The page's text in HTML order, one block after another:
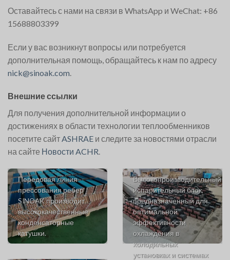
Оставайтесь с нами на связи в WhatsApp и WeChat: +86
15688803399
Если у вас возникнут вопросы или потребуется
дополнительная помощь, обращайтесь к нам по адресу
nick@sinoak.com
Внешние ссылки
Для получения дополнительной информации о
достижениях в области технологии теплообменников
посетите сайтASHRAE и следите за новостями отрасли
на сайте Новости ACHR.
Передовая линия
прессования ребер
SINOAK производит
высококачественные
конденсаторные
катушки.
Высокопроизводительный
испарительный блок,
предназначенный для
оптимальной
эффективности
охлаждения в
холодильных
установках и системах